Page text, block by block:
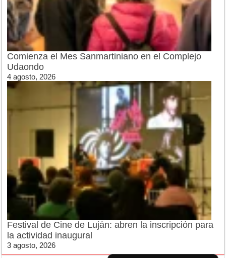
Comienza el Mes Sanmartiniano en el Complejo
Udaondo
4 agosto, 2026
Festival de Cine de Luján: abren la inscripción para
la actividad inaugural
3 agosto, 2026